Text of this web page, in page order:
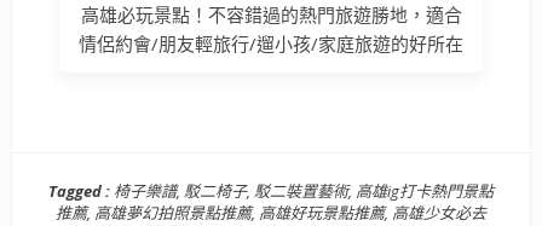
高雄必玩景點！不容錯過的熱門旅遊勝地，適合
情侶約會/朋友輕旅行/遛小孩/家庭旅遊的好所在
Tagged : 椅子樂譜, 駁二椅子, 駁二裝置藝術, 高雄ig打卡熱門景點
推薦, 高雄夢幻拍照景點推薦, 高雄好玩景點推薦, 高雄少女必去